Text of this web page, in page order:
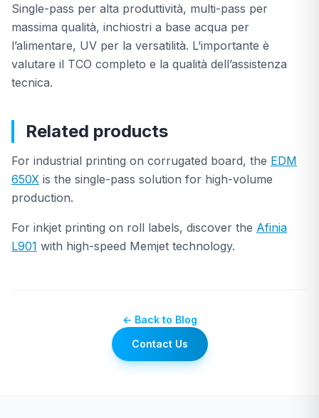
Single-pass per alta produttività, multi-pass per
massima qualità, inchiostri a base acqua per
l’alimentare, UV per la versatilità. L’importante è
valutare il TCO completo e la qualità dell’assistenza
tecnica.
Related products
For industrial printing on corrugated board, the EDM
650X is the single-pass solution for high-volume
production.
For inkjet printing on roll labels, discover the Afinia
L901 with high-speed Memjet technology.
← Back to Blog
Contact Us